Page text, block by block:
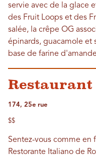
servie avec de la glace
des Fruit Loops et des
salée, la crêpe OG
épinards, guacamole et
base de farine
174, 25e rue
$$
Sentez-vous comme en
Restorante Italiano de